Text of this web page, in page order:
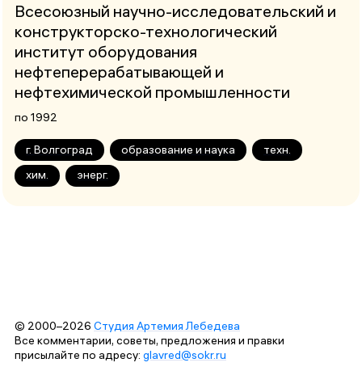
Всесоюзный научно-исследовательский и
конструкторско-технологический
институт оборудования
нефтеперерабатывающей и
нефтехимической промышленности
по 1992
г. Волгоград образование и наука
техн.
хим.
энерг.
© 2000–2026 Студия Артемия Лебедева
Все комментарии, советы, предложения и правки
присылайте по адресу: glavred@sokr.ru